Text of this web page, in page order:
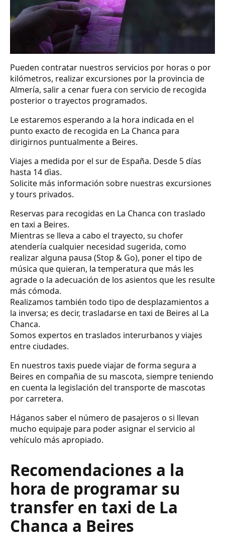
Pueden contratar nuestros servicios por horas o por
kilómetros, realizar excursiones por la provincia de
Almería, salir a cenar fuera con servicio de recogida
posterior o trayectos programados.
Le estaremos esperando a la hora indicada en el
punto exacto de recogida en La Chanca para
dirigirnos puntualmente a Beires.
Viajes a medida por el sur de España. Desde 5 días
hasta 14 dìas.
Solicite más información sobre nuestras excursiones
y tours privados.
Reservas para recogidas en La Chanca con traslado
en taxi a Beires.
Mientras se lleva a cabo el trayecto, su chofer
atendería cualquier necesidad sugerida, como
realizar alguna pausa (Stop & Go), poner el tipo de
música que quieran, la temperatura que más les
agrade o la adecuación de los asientos que les resulte
más cómoda.
Realizamos también todo tipo de desplazamientos a
la inversa; es decir, trasladarse en taxi de Beires al La
Chanca.
Somos expertos en traslados interurbanos y viajes
entre ciudades.
En nuestros taxis puede viajar de forma segura a
Beires en compañia de su mascota, siempre teniendo
en cuenta la legislación del transporte de mascotas
por carretera.
Háganos saber el número de pasajeros o si llevan
mucho equipaje para poder asignar el servicio al
vehículo más apropiado.
Recomendaciones a la
hora de programar su
transfer en taxi de La
Chanca a Beires